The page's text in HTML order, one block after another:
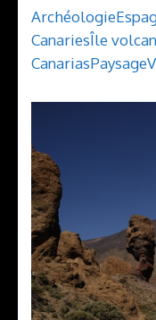
Archéologie
CanariesÎle
CanariasPaysage